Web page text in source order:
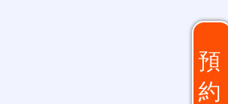
預
約